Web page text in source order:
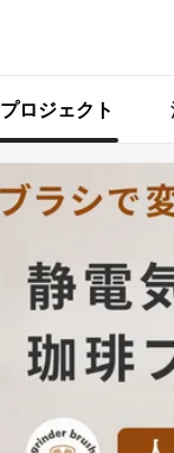
プロジェクト